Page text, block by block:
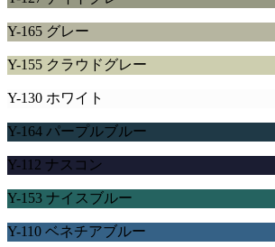
Y-165 グレー
Y-155 クラウドグレー
Y-130 ホワイト
Y-164 パープルブルー
Y-112 ナスコン
Y-153 ナイスブルー
Y-110 ベネチアブルー